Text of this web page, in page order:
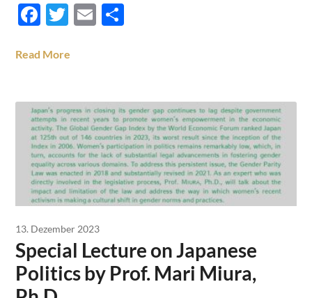
Facebook
Twitter
Email
Read More
13. Dezember 2023
Special Lecture on Japanese
Politics by Prof. Mari Miura,